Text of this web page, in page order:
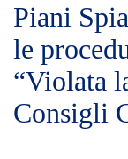
Piani
le
“Violata
Consigli